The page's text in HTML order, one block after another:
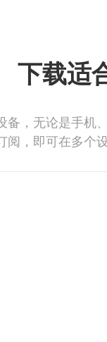
下载适
，无论是手机
阅，即可在多个